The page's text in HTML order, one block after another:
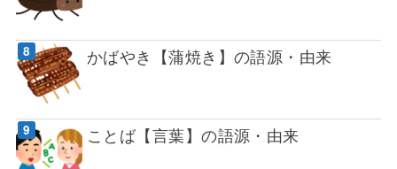
かばやき【蒲焼き】の語源・由来
ことば【言葉】の語源・由来